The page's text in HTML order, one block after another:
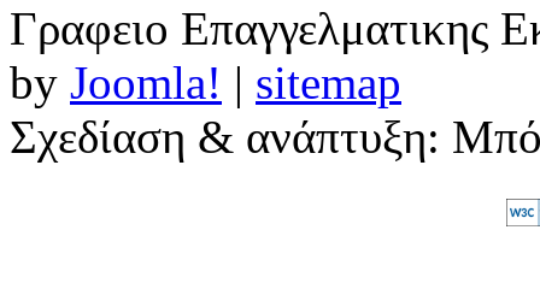
Γραφειο Επαγγελματικης
by Joomla! | sitemap
Σχεδίαση & ανάπτυξη: